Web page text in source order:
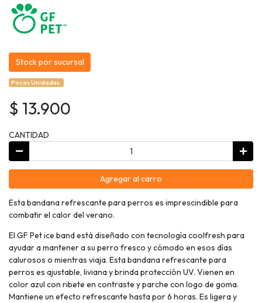
Stock por sucursal
Pocas Unidades.
$ 13.900
CANTIDAD
Agregar al carro
Esta bandana refrescante para perros es imprescindible para
combatir el calor del verano.
El GF Pet ice band está diseñado con tecnología coolfresh para
ayudar a mantener a su perro fresco y cómodo en esos días
calurosos o mientras viaja. Esta bandana refrescante para
perros es ajustable, liviana y brinda protección UV. Vienen en
color azul con ribete en contraste y parche con logo de goma.
Mantiene un efecto refrescante hasta por 6 horas. Es ligera y